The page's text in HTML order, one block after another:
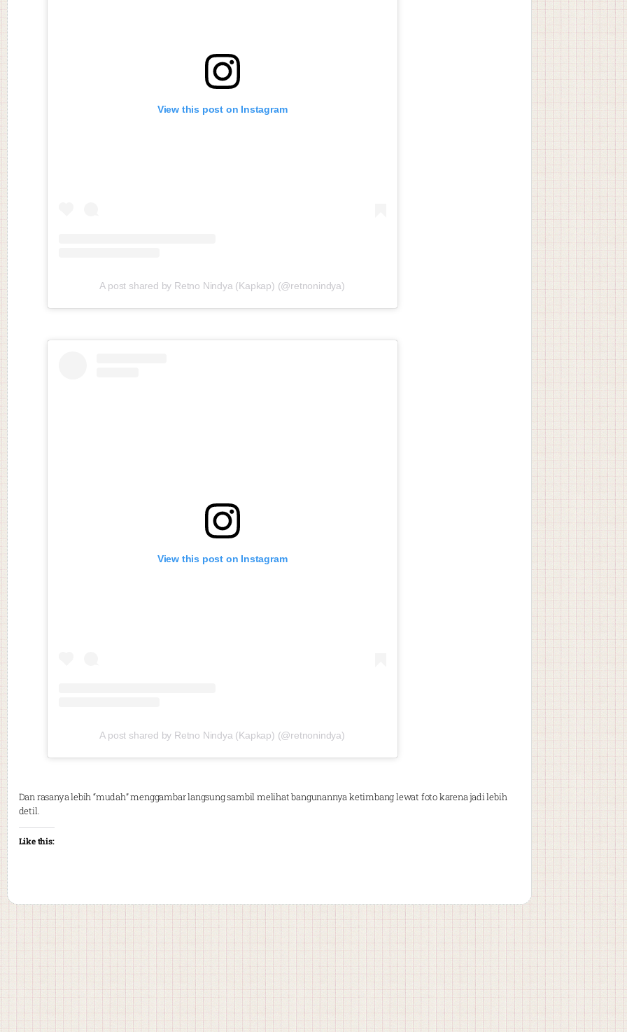
View this post on Instagram
A post shared by Retno Nindya (Kapkap) (@retnonindya)
View this post on Instagram
A post shared by Retno Nindya (Kapkap) (@retnonindya)
Dan rasanya lebih “mudah” menggambar langsung sambil melihat bangunannya ketimbang lewat foto karena jadi lebih
detil.
Like this: